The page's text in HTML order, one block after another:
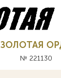
ЗОЛОТАЯ
№ 221130